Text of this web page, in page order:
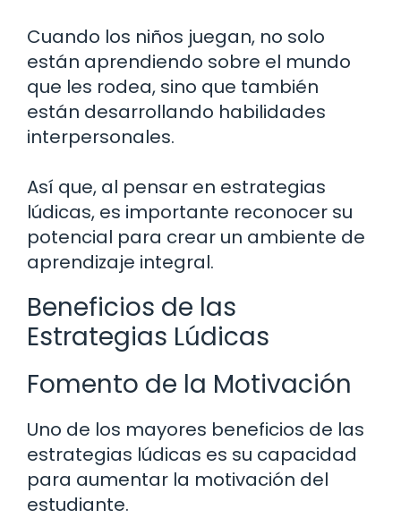
Cuando los niños juegan, no solo
están aprendiendo sobre el mundo
que les rodea, sino que también
están desarrollando habilidades
interpersonales.
Así que, al pensar en estrategias
lúdicas, es importante reconocer su
potencial para crear un ambiente de
aprendizaje integral.
Beneficios de las
Estrategias Lúdicas
Fomento de la Motivación
Uno de los mayores beneficios de las
estrategias lúdicas es su capacidad
para aumentar la motivación del
estudiante.